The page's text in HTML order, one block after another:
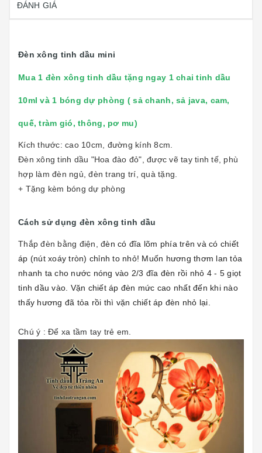
ĐÁNH GIÁ
Đèn xông tinh dầu mini
Mua 1 đèn xông tinh dầu tặng ngay 1 chai tinh dầu
10ml và 1 bóng dự phòng ( sả chanh, sả java, cam,
quế, tràm gió, thông, pơ mu)
Kích thước: cao 10cm, đường kính 8cm.
Đèn xông tinh dầu "Hoa đào đỏ", được vẽ tay tinh tế, phù
hợp làm đèn ngủ, đèn trang trí, quà tặng.
+ Tặng kèm bóng dự phòng
Cách sử dụng đèn xông tinh dầu
Thắp đèn bằng điện, đèn có đĩa lõm phía trên và có chiết
áp (nút xoáy tròn) chỉnh to nhỏ! Muốn hương thơm lan tỏa
nhanh ta cho nước nóng vào 2/3 đĩa đèn rồi nhỏ 4 - 5 giọt
tinh dầu vào. Vặn chiết áp đèn mức cao nhất đến khi nào
thấy hương đã tỏa rồi thì vặn chiết áp đèn nhỏ lại.
Chú ý : Để xa tầm tay trẻ em.